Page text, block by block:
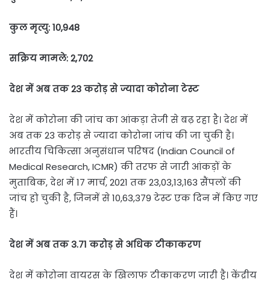
कुल मृत्यु: 10,948
सक्रिय मामले: 2,702
देश में अब तक 23 करोड़ से ज्यादा कोरोना टेस्ट
देश में कोरोना की जांच का आंकड़ा तेजी से बढ़ रहा है। देश में
अब तक 23 करोड़ से ज्यादा कोरोना जांच की जा चुकी है।
भारतीय चिकित्सा अनुसंधान परिषद (Indian Council of
Medical Research, ICMR) की तरफ से जारी आंकड़ों के
मुताबिक, देश में 17 मार्च, 2021 तक 23,03,13,163 सैंपलों की
जांच हो चुकी है, जिनमें से 10,63,379 टेस्ट एक दिन में किए गए
हैं।
देश में अब तक 3.71 करोड़ से अधिक टीकाकरण
देश में कोरोना वायरस के खिलाफ टीकाकरण जारी है। केंद्रीय